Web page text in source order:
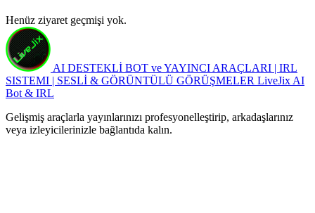
Henüz ziyaret geçmişi yok.
AI DESTEKLİ BOT ve YAYINCI ARAÇLARI | IRL
SISTEMI | SESLİ & GÖRÜNTÜLÜ GÖRÜŞMELER LiveJix AI
Bot & IRL
Gelişmiş araçlarla yayınlarınızı profesyonelleştirip, arkadaşlarınız
veya izleyicilerinizle bağlantıda kalın.